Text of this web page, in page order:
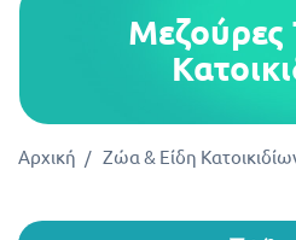
Μεζούρες
Αρχική Ζώα & Είδη